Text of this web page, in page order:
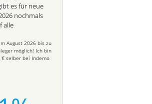
es für neue
nochmals
alle
August 2026 bis zu
möglich! Ich bin
selber bei Indemo